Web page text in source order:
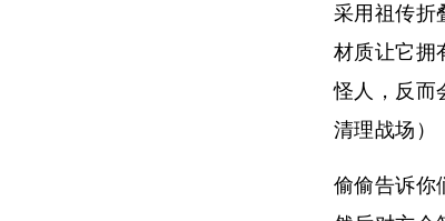
采用祖传折
材质让它拥
怪人，反而
清理战场）
偷偷告诉你